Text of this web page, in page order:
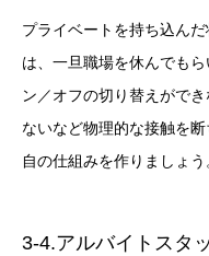
プライベートを持ち込ん
は、一旦職場を休んでも
ン／オフの切り替えがで
ないなど物理的な接触を
自の仕組みを作りましょう
3-4.アルバイトスタ